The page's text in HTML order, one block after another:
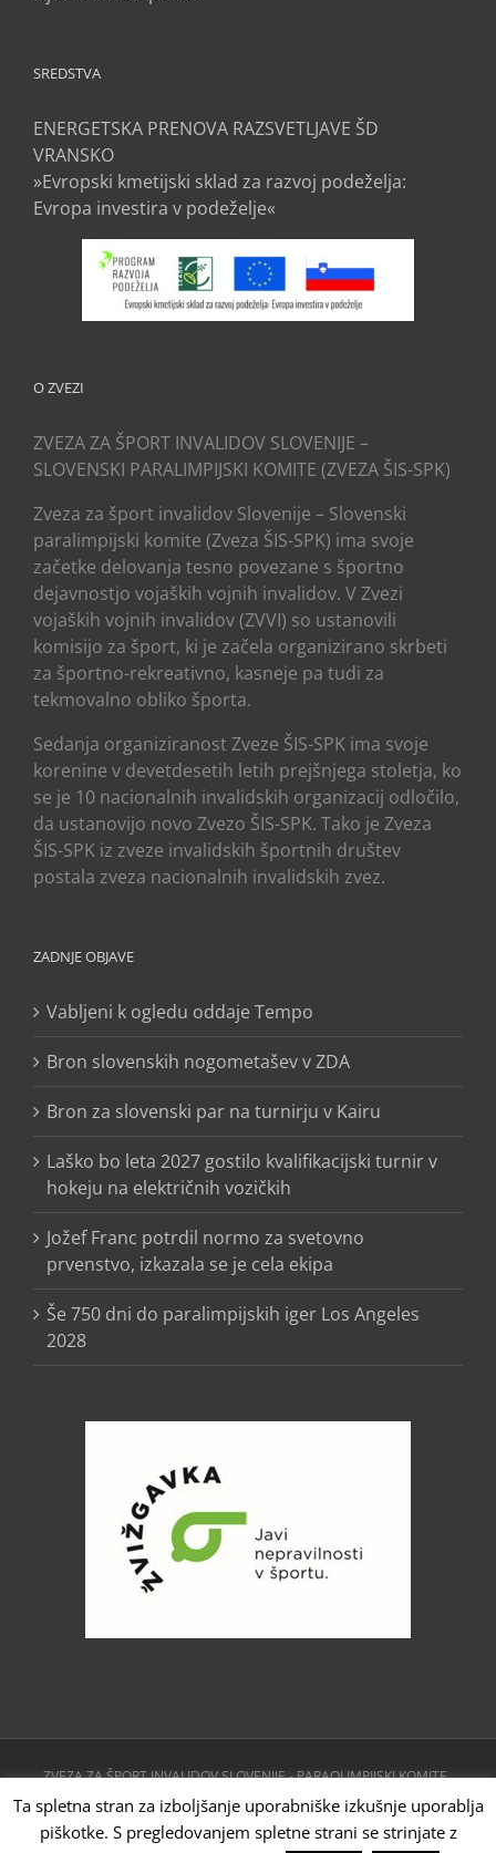
SREDSTVA
ENERGETSKA PRENOVA RAZSVETLJAVE ŠD
VRANSKO
»Evropski kmetijski sklad za razvoj podeželja:
Evropa investira v podeželje«
O ZVEZI
ZVEZA ZA ŠPORT INVALIDOV SLOVENIJE –
SLOVENSKI PARALIMPIJSKI KOMITE (ZVEZA ŠIS-SPK)
Zveza za šport invalidov Slovenije – Slovenski
paralimpijski komite (Zveza ŠIS-SPK) ima svoje
začetke delovanja tesno povezane s športno
dejavnostjo vojaških vojnih invalidov. V Zvezi
vojaških vojnih invalidov (ZVVI) so ustanovili
komisijo za šport, ki je začela organizirano skrbeti
za športno-rekreativno, kasneje pa tudi za
tekmovalno obliko športa.
Sedanja organiziranost Zveze ŠIS-SPK ima svoje
korenine v devetdesetih letih prejšnjega stoletja, ko
se je 10 nacionalnih invalidskih organizacij odločilo,
da ustanovijo novo Zvezo ŠIS-SPK. Tako je Zveza
ŠIS-SPK iz zveze invalidskih športnih društev
postala zveza nacionalnih invalidskih zvez.
ZADNJE OBJAVE
Vabljeni k ogledu oddaje Tempo
Bron slovenskih nogometašev v ZDA
Bron za slovenski par na turnirju v Kairu
Laško bo leta 2027 gostilo kvalifikacijski turnir v
hokeju na električnih vozičkih
Jožef Franc potrdil normo za svetovno
prvenstvo, izkazala se je cela ekipa
Še 750 dni do paralimpijskih iger Los Angeles
2028
ZVEZA ZA ŠPORT INVALIDOV SLOVENIJE - PARAOLIMPIJSKI KOMITE ,
CESTA 24. JUNIJA 23, 1231 LJUBLJANA, SLOVENIJA | Powered by
WordPress
Ta spletna stran za izboljšanje uporabniške izkušnje uporablja
piškotke. S pregledovanjem spletne strani se strinjate z